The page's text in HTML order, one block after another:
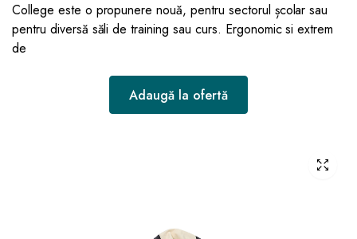
College este o propunere nouă, pentru sectorul școlar sau
pentru diversă săli de training sau curs. Ergonomic si extrem
de
Adaugă la ofertă